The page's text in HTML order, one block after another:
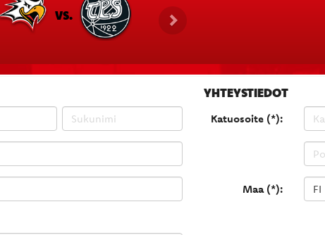
VS.
YHTEYSTIEDOT
Katuosoite (*):
Maa (*):